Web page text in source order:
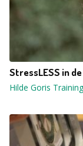
StressLESS in
Hilde Goris